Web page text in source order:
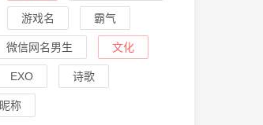
游戏名 霸气
微信网名男生 文化
EXO 诗歌
昵称